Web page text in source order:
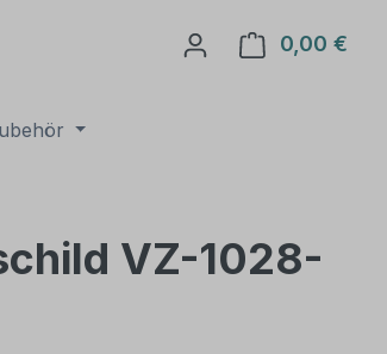
0,00 €
VZ-1028-